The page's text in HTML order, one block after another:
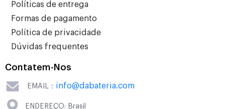
Políticas de entrega
Formas de pagamento
Política de privacidade
Dúvidas frequentes
Contatem-Nos
EMAIL： info@dabateria.com
ENDEREÇO: Brasil